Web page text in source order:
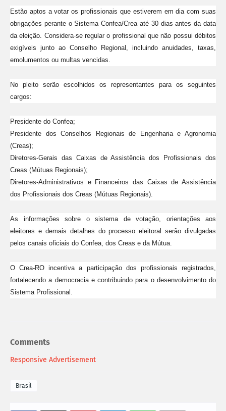
Estão aptos a votar os profissionais que estiverem em dia com suas
obrigações perante o Sistema Confea/Crea até 30 dias antes da data
da eleição. Considera-se regular o profissional que não possui débitos
exigíveis junto ao Conselho Regional, incluindo anuidades, taxas,
emolumentos ou multas vencidas.
No pleito serão escolhidos os representantes para os seguintes
cargos:
Presidente do Confea;
Presidente dos Conselhos Regionais de Engenharia e Agronomia
(Creas);
Diretores-Gerais das Caixas de Assistência dos Profissionais dos
Creas (Mútuas Regionais);
Diretores-Administrativos e Financeiros das Caixas de Assistência
dos Profissionais dos Creas (Mútuas Regionais).
As informações sobre o sistema de votação, orientações aos
eleitores e demais detalhes do processo eleitoral serão divulgadas
pelos canais oficiais do Confea, dos Creas e da Mútua.
O Crea-RO incentiva a participação dos profissionais registrados,
fortalecendo a democracia e contribuindo para o desenvolvimento do
Sistema Profissional.
Comments
Responsive Advertisement
Brasil